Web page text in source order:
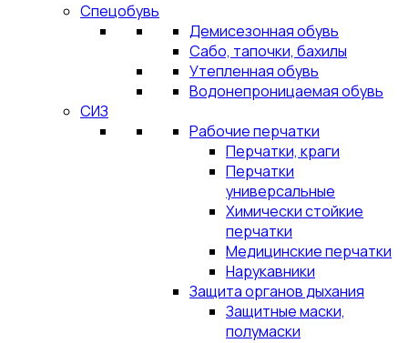
Спецобувь
Демисезонная обувь
Сабо, тапочки, бахилы
Утепленная обувь
Водонепроницаемая обувь
СИЗ
Рабочие перчатки
Перчатки, краги
Перчатки
универсальные
Химически стойкие
перчатки
Медицинские перчатки
Нарукавники
Защита органов дыхания
Защитные маски,
полумаски